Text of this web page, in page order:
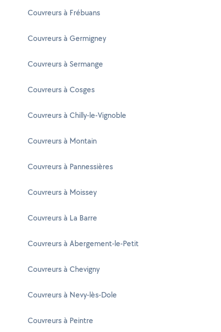
Couvreurs à Frébuans
Couvreurs à Germigney
Couvreurs à Sermange
Couvreurs à Cosges
Couvreurs à Chilly-le-Vignoble
Couvreurs à Montain
Couvreurs à Pannessières
Couvreurs à Moissey
Couvreurs à La Barre
Couvreurs à Abergement-le-Petit
Couvreurs à Chevigny
Couvreurs à Nevy-lès-Dole
Couvreurs à Peintre